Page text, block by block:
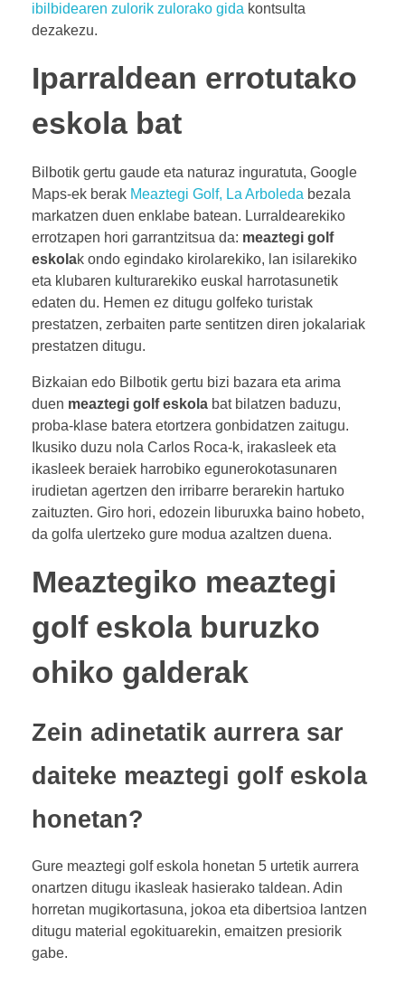
ibilbidearen zulorik zulorako gida kontsulta
dezakezu.
Iparraldean errotutako
eskola bat
Bilbotik gertu gaude eta naturaz inguratuta, Google
Maps-ek berak Meaztegi Golf, La Arboleda bezala
markatzen duen enklabe batean. Lurraldearekiko
errotzapen hori garrantzitsua da: meaztegi golf
eskolak ondo egindako kirolarekiko, lan isilarekiko
eta klubaren kulturarekiko euskal harrotasunetik
edaten du. Hemen ez ditugu golfeko turistak
prestatzen, zerbaiten parte sentitzen diren jokalariak
prestatzen ditugu.
Bizkaian edo Bilbotik gertu bizi bazara eta arima
duen meaztegi golf eskola bat bilatzen baduzu,
proba-klase batera etortzera gonbidatzen zaitugu.
Ikusiko duzu nola Carlos Roca-k, irakasleek eta
ikasleek beraiek harrobiko egunerokotasunaren
irudietan agertzen den irribarre berarekin hartuko
zaituzten. Giro hori, edozein liburuxka baino hobeto,
da golfa ulertzeko gure modua azaltzen duena.
Meaztegiko meaztegi
golf eskola buruzko
ohiko galderak
Zein adinetatik aurrera sar
daiteke meaztegi golf eskola
honetan?
Gure meaztegi golf eskola honetan 5 urtetik aurrera
onartzen ditugu ikasleak hasierako taldean. Adin
horretan mugikortasuna, jokoa eta dibertsioa lantzen
ditugu material egokituarekin, emaitzen presiorik
gabe.